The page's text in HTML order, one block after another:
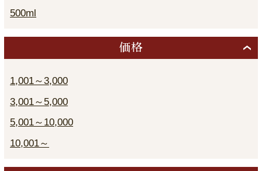
500ml
価格
1,001～3,000
3,001～5,000
5,001～10,000
10,001～